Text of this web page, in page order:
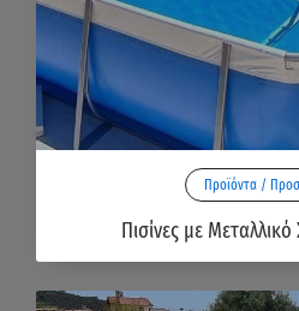
Προϊόντα /
Πισίνες με